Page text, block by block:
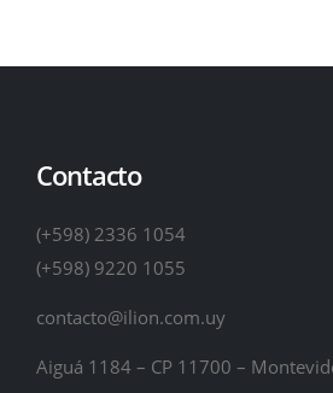
Contacto
(+598) 2336 1054
(+598) 9220 1055
contacto@ilion.com.uy
Aiguá 1184 – CP 11700 –